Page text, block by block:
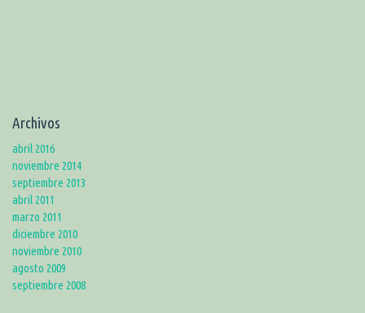
Archivos
abril 2016
noviembre 2014
septiembre 2013
abril 2011
marzo 2011
diciembre 2010
noviembre 2010
agosto 2009
septiembre 2008